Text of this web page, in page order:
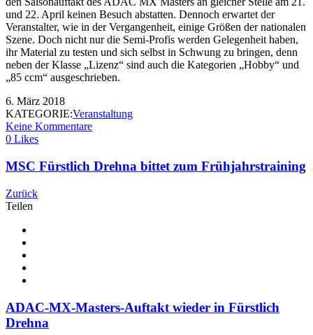
und 22. April keinen Besuch abstatten. Dennoch erwartet der
Veranstalter, wie in der Vergangenheit, einige Größen der nationalen
Szene. Doch nicht nur die Semi-Profis werden Gelegenheit haben,
ihr Material zu testen und sich selbst in Schwung zu bringen, denn
neben der Klasse „Lizenz“ sind auch die Kategorien „Hobby“ und
„85 ccm“ ausgeschrieben.
6. März 2018
KATEGORIE:Veranstaltung
Keine Kommentare
0 Likes
MSC Fürstlich Drehna bittet zum Frühjahrstraining
Zurück
Teilen
ADAC-MX-Masters-Auftakt wieder in Fürstlich
Drehna